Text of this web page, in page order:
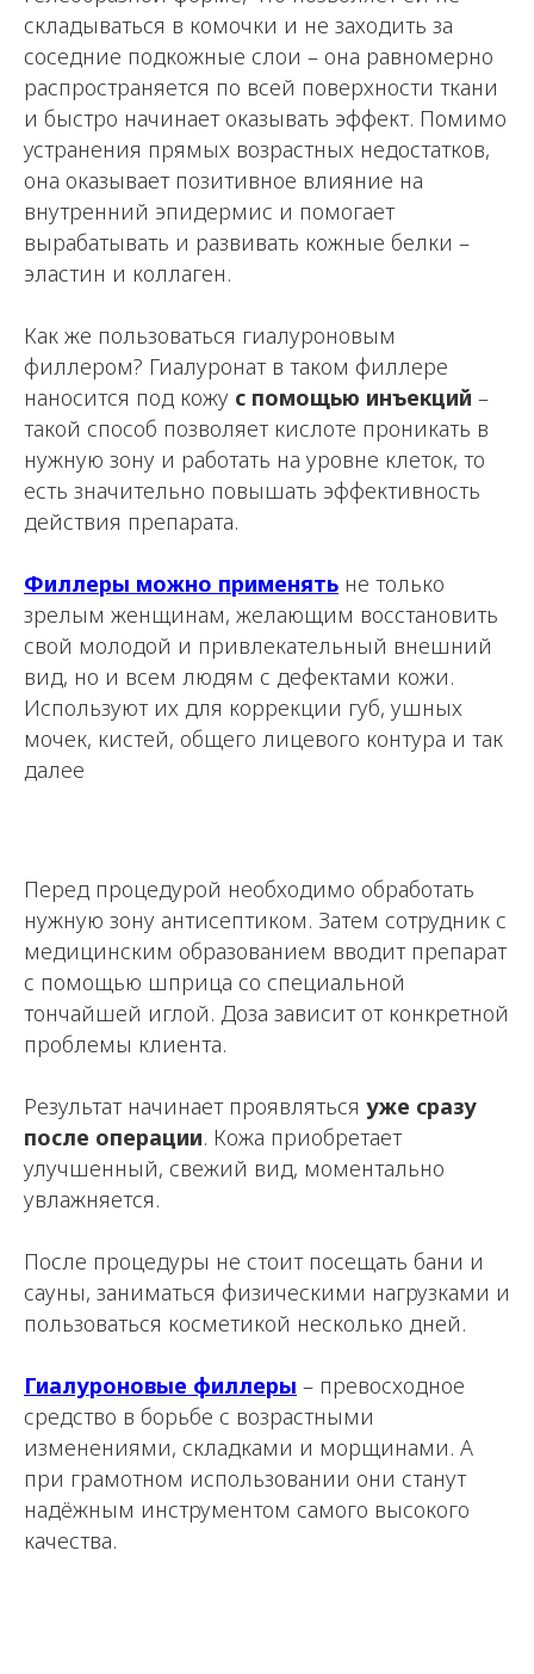
складываться в комочки и не заходить за
соседние подкожные слои – она равномерно
распространяется по всей поверхности ткани
и быстро начинает оказывать эффект. Помимо
устранения прямых возрастных недостатков,
она оказывает позитивное влияние на
внутренний эпидермис и помогает
вырабатывать и развивать кожные белки –
эластин и коллаген.
Как же пользоваться гиалуроновым
филлером? Гиалуронат в таком филлере
наносится под кожу с помощью инъекций –
такой способ позволяет кислоте проникать в
нужную зону и работать на уровне клеток, то
есть значительно повышать эффективность
действия препарата.
Филлеры можно применять не только
зрелым женщинам, желающим восстановить
свой молодой и привлекательный внешний
вид, но и всем людям с дефектами кожи.
Используют их для коррекции губ, ушных
мочек, кистей, общего лицевого контура и так
далее
Перед процедурой необходимо обработать
нужную зону антисептиком. Затем сотрудник с
медицинским образованием вводит препарат
с помощью шприца со специальной
тончайшей иглой. Доза зависит от конкретной
проблемы клиента.
Результат начинает проявляться уже сразу
после операции. Кожа приобретает
улучшенный, свежий вид, моментально
увлажняется.
После процедуры не стоит посещать бани и
сауны, заниматься физическими нагрузками и
пользоваться косметикой несколько дней.
Гиалуроновые филлеры – превосходное
средство в борьбе с возрастными
изменениями, складками и морщинами. А
при грамотном использовании они станут
надёжным инструментом самого высокого
качества.